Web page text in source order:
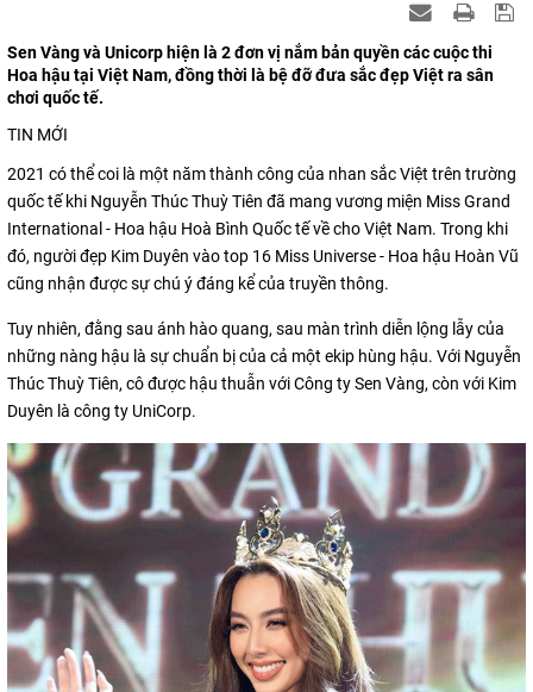
Sen Vàng và Unicorp hiện là 2 đơn vị nắm bản quyền các cuộc thi
Hoa hậu tại Việt Nam, đồng thời là bệ đỡ đưa sắc đẹp Việt ra sân
chơi quốc tế.
TIN MỚI
2021 có thể coi là một năm thành công của nhan sắc Việt trên trường
quốc tế khi Nguyễn Thúc Thuỳ Tiên đã mang vương miện Miss Grand
International - Hoa hậu Hoà Bình Quốc tế về cho Việt Nam. Trong khi
đó, người đẹp Kim Duyên vào top 16 Miss Universe - Hoa hậu Hoàn Vũ
cũng nhận được sự chú ý đáng kể của truyền thông.
Tuy nhiên, đằng sau ánh hào quang, sau màn trình diễn lộng lẫy của
những nàng hậu là sự chuẩn bị của cả một ekip hùng hậu. Với Nguyễn
Thúc Thuỳ Tiên, cô được hậu thuẫn với Công ty Sen Vàng, còn với Kim
Duyên là công ty UniCorp.